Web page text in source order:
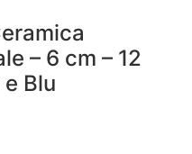
– 6 cm – 12
Blu